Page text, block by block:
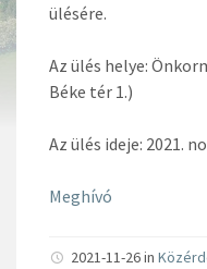
ülésére.
Az ülés helye:
Béke tér 1.)
Az ülés ideje: 2021.
Meghívó
2021-11-26 in